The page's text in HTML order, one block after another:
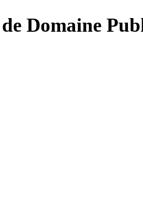
Domaine